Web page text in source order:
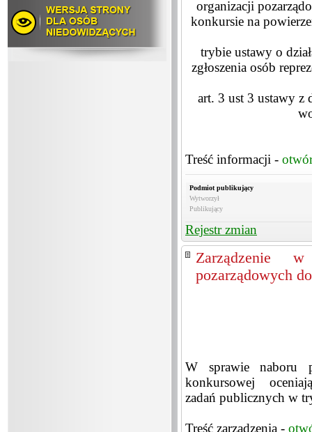
organizacji
konkursie na
trybie ustawy o
zgłoszenia osób
art. 3 ust 3 ustawy z
Treść informacji -
Podmiot publikujący
Wytworzył
Publikujący
Rejestr zmian
Zarządzenie
pozarządowych
W sprawie naboru
konkursowej
zadań publicznych w
Treść zarządzenia -